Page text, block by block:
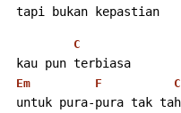
tapi bukan kepastian
C
kau pun terbiasa
Em F C
untuk pura-pura tak